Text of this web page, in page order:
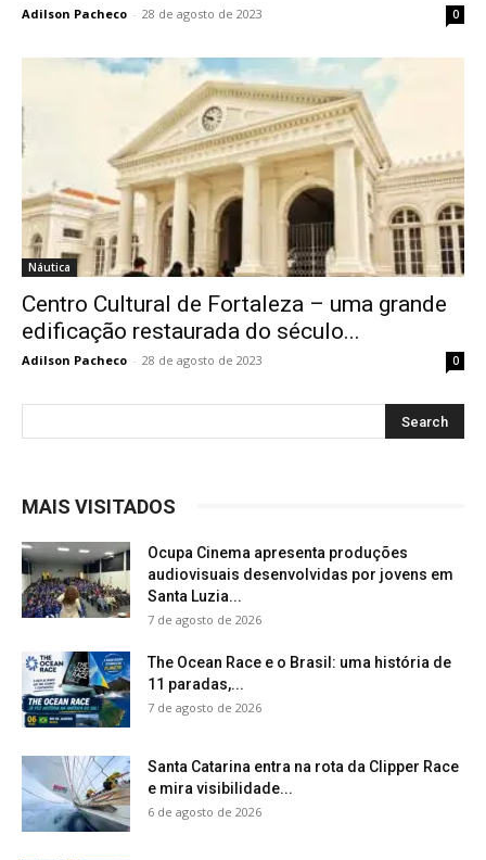
Adilson Pacheco - 28 de agosto de 2023 0
Náutica
Centro Cultural de Fortaleza – uma grande
edificação restaurada do século...
Adilson Pacheco - 28 de agosto de 2023 0
MAIS VISITADOS
Ocupa Cinema apresenta produções
audiovisuais desenvolvidas por jovens em
Santa Luzia...
7 de agosto de 2026
The Ocean Race e o Brasil: uma história de
11 paradas,...
7 de agosto de 2026
Santa Catarina entra na rota da Clipper Race
e mira visibilidade...
6 de agosto de 2026